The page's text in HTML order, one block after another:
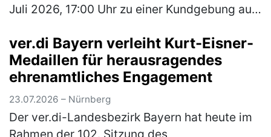
Juli 2026, 17:00 Uhr zu einer Kundgebung auf
Mittelpunkt stehen die Sorgen der B…(mehr)
ver.di Bayern verleiht Kurt-Eisner-
Medaillen für herausragendes
ehrenamtliches Engagement
23.07.2026 – Nürnberg
Der ver.di-Landesbezirk Bayern hat heute im
Rahmen der 102. Sitzung des